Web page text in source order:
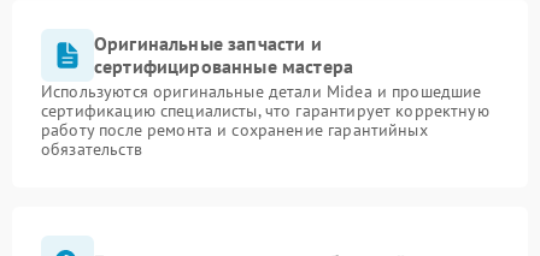
Оригинальные запчасти и
сертифицированные мастера
Используются оригинальные детали Midea и прошедшие
сертификацию специалисты, что гарантирует корректную
работу после ремонта и сохранение гарантийных
обязательств